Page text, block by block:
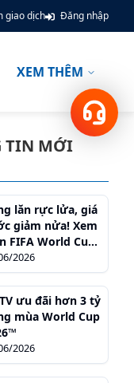
Hotline
18001166
giao dịch Đăng nhập
XEM THÊM
TIN MỚI
lăn rực lửa, giá
giảm nửa! Xem
FIFA World Cup
và săn quà cùng
2026
ưu đãi hơn 3 tỷ
mùa World Cup
2026